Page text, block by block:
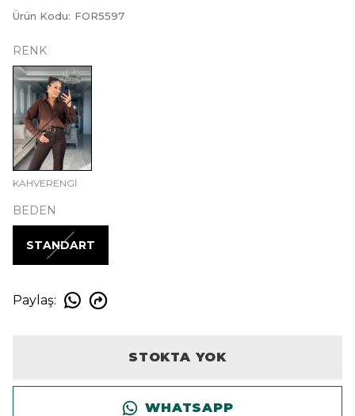
Ürün Kodu: FOR5597
RENK
KAHVERENGİ
BEDEN
STANDART
Paylaş:
STOKTA YOK
WHATSAPP